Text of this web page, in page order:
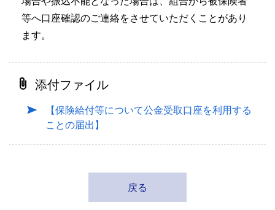
等へ口座確認のご連絡をさせていただくことがあり
ます。
添付ファイル
【保険給付等について公金受取口座を利用する
ことの届出】
戻る